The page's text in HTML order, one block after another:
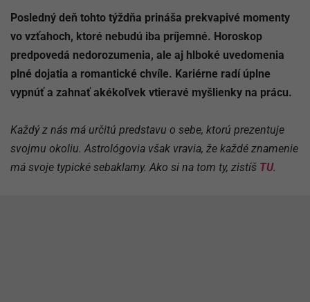
Posledný deň tohto týždňa prináša prekvapivé momenty
vo vzťahoch, ktoré nebudú iba príjemné. Horoskop
predpovedá nedorozumenia, ale aj hlboké uvedomenia
plné dojatia a romantické chvíle. Kariérne radí úplne
vypnúť a zahnať akékoľvek vtieravé myšlienky na prácu.
Každý z nás má určitú predstavu o sebe, ktorú prezentuje
svojmu okoliu. Astrológovia však vravia, že každé znamenie
má svoje typické sebaklamy. Ako si na tom ty, zistíš TU.